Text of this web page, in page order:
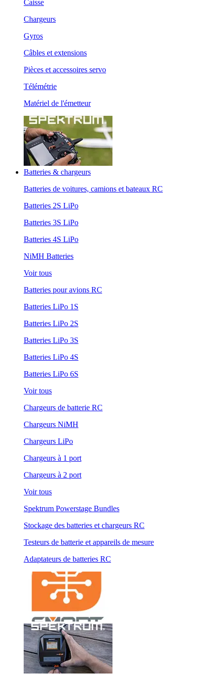
Caisse
Chargeurs
Gyros
Câbles et extensions
Pièces et accessoires servo
Télémétrie
Matériel de l'émetteur
Batteries & chargeurs
Batteries de voitures, camions et bateaux RC
Batteries 2S LiPo
Batteries 3S LiPo
Batteries 4S LiPo
NiMH Batteries
Voir tous
Batteries pour avions RC
Batteries LiPo 1S
Batteries LiPo 2S
Batteries LiPo 3S
Batteries LiPo 4S
Batteries LiPo 6S
Voir tous
Chargeurs de batterie RC
Chargeurs NiMH
Chargeurs LiPo
Chargeurs à 1 port
Chargeurs à 2 port
Voir tous
Spektrum Powerstage Bundles
Stockage des batteries et chargeurs RC
Testeurs de batterie et appareils de mesure
Adaptateurs de batteries RC